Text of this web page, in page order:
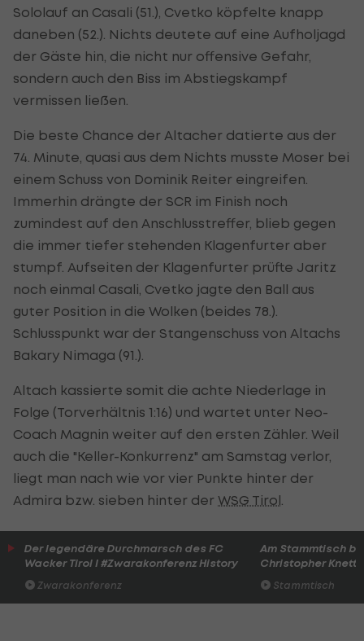
Sololauf an Casali (51.), Cvetko köpfelte knapp
daneben (52.). Nichts deutete auf eine Aufholjagd
der Gäste hin, die nicht nur offensive Gefahr,
sondern auch den Biss im Abstiegskampf
vermissen ließen.
Die beste Chance der Altacher datierte aus der
74. Minute, quasi aus dem Nichts musste Moser bei
einem Schuss von Dominik Reiter eingreifen.
Immerhin drängte der SCR im Finish noch
zumindest auf den Anschlusstreffer, blieb gegen
die immer tiefer stehenden Klagenfurter aber
stumpf. Aufseiten der Klagenfurter prüfte Jaritz
noch einmal Casali, Cvetko jagte den Ball aus
guter Position in die Wolken (beides 78.).
Schlusspunkt war der Stangenschuss von Altachs
Bakary Nimaga (91.).
Altach kassierte somit die achte Niederlage in
Folge (Torverhältnis 1:16) und wartet unter Neo-
Coach Magnin weiter auf den ersten Zähler. Weil
auch die "Keller-Konkurrenz" am Samstag verlor,
liegt man nach wie vor vier Punkte hinter der
Admira bzw. sieben hinter der WSG Tirol
Der legendäre Durchmarsch des FC
Wacker Tirol I #Zwarakonferenz History
Zwarakonferenz
Am Stammtisch
Christopher Knett
Stammtisch